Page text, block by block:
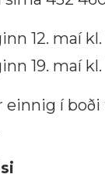
12. maí kl.
19. maí kl.
í boði